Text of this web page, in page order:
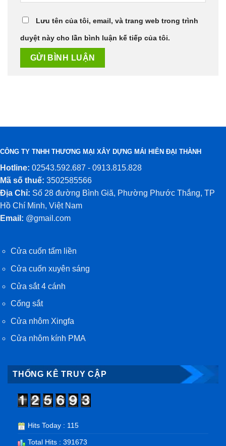
Lưu tên của tôi, email, và trang web trong trình
duyệt này cho lần bình luận kế tiếp của tôi.
CÔNG TY TNHH THƯƠNG MẠI XÂY DỰNG MÁI HIÊN ĐẠI THÀNH
Hotline: 02543.592.687 - 0913.815.828
Mã số thuế: 3502585566
Địa Chỉ: Số 28 đường Bình Giã, Phường Phước Thắng, TP
Hồ Chí Minh, Việt Nam
Email: @gmail.com
Cửa cuốn tấm liền
Cửa cuốn xuyên sáng
Cửa sắt 4 cánh
Cổng sắt
Cửa nhôm Xingfa
Cửa nhôm kính PMA
THỐNG KÊ TRUY CẬP
Hits Today : 115
Total Hits : 391673